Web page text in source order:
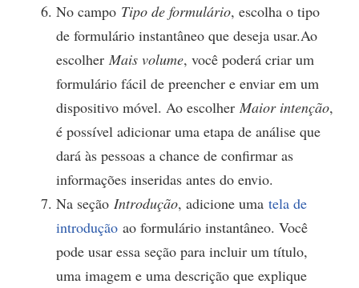
No campo Tipo de formulário, escolha o tipo
de formulário instantâneo que deseja usar.Ao
escolher Mais volume, você poderá criar um
formulário fácil de preencher e enviar em um
dispositivo móvel. Ao escolher Maior intenção,
é possível adicionar uma etapa de análise que
dará às pessoas a chance de confirmar as
informações inseridas antes do envio.
Na seção Introdução, adicione uma tela de
introdução ao formulário instantâneo. Você
pode usar essa seção para incluir um título,
uma imagem e uma descrição que explique